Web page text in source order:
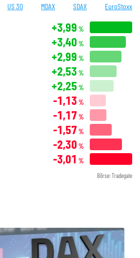
US 30 MDAX SDAX EuroStoxx
+3,99 %
+3,40 %
+2,99 %
+2,53 %
+2,25 %
-1,13 %
-1,17 %
-1,57 %
-2,30 %
-3,01 %
Börse: Tradegate